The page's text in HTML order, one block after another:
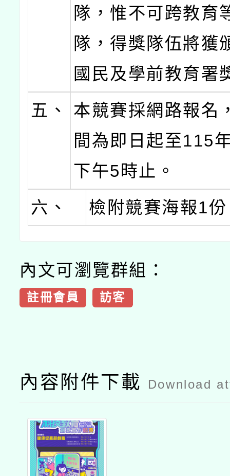
隊，惟不可跨教育
隊，得獎隊伍將獲
國民及學前教育署
五、
本競賽採網路報名
間為即日起至115
下午5時止。
六、
檢附競賽海報1
內文可瀏覽群組：
註冊會員 訪客
內容附件下載 Download